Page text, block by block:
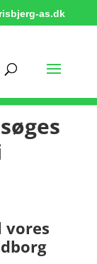
as.dk
vores